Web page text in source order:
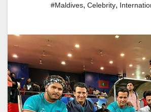
#Maldives, Celebrity,